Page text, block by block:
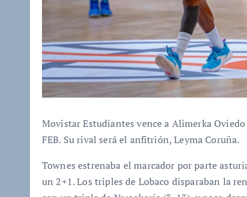
Movistar Estudiantes vence a Alimerka
FEB. Su rival será el anfitrión, Leyma Coruña.
Townes estrenaba el marcador por parte
un 2+1. Los triples de Lobaco disparaban la